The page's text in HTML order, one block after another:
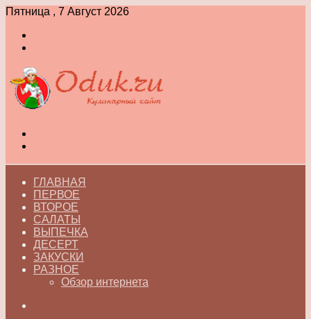
Пятница , 7 Август 2026
ГЛАВНАЯ
ПЕРВОЕ
ВТОРОЕ
САЛАТЫ
ВЫПЕЧКА
ДЕСЕРТ
ЗАКУСКИ
РАЗНОЕ
Обзор интернета